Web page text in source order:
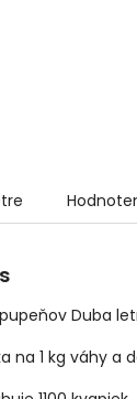
Duba
na 1 kg váhy a